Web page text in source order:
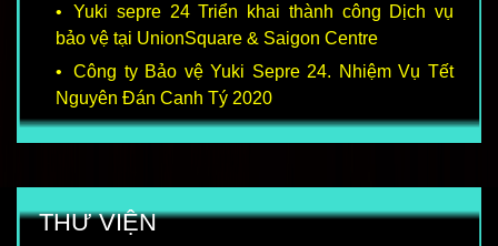
Yuki sepre 24 Triển khai thành công Dịch vụ
bảo vệ tại UnionSquare & Saigon Centre
Công ty Bảo vệ Yuki Sepre 24. Nhiệm Vụ Tết
Nguyên Đán Canh Tý 2020
THƯ VIỆN